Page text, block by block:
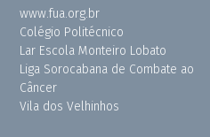
www.fua.org.br
Colégio Politécnico
Lar Escola Monteiro Lobato
Liga Sorocabana de Combate ao
Câncer
Vila dos Velhinhos